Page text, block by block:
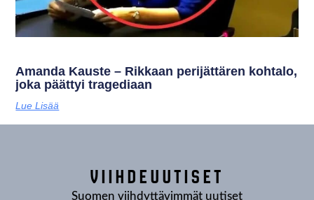
Amanda Kauste – Rikkaan perijättären kohtalo,
joka päättyi tragediaan
Lue Lisää
VIIHDEUUTISET
Suomen viihdyttävimmät uutiset